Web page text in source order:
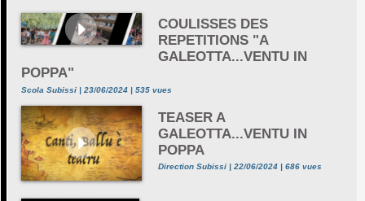
COULISSES DES
REPETITIONS "A
GALEOTTA...VENTU IN
POPPA"
Scola Subissi | 23/06/2024 | 535 vues
TEASER A
GALEOTTA...VENTU IN
POPPA
Direction Subissi | 22/06/2024 | 686 vues